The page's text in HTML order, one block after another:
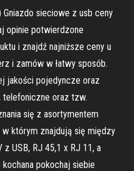
Gniazdo sieciowe z usb ceny
opinie potwierdzone
i znajdź najniższe ceny u
i zamów w łatwy sposób.
jakości pojedyncze oraz
telefoniczne oraz tzw.
się z asortymentem
którym znajdują się między
z USB, RJ 45,1 x RJ 11, a
pokochaj siebie